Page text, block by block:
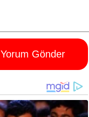
Yorum Gönder